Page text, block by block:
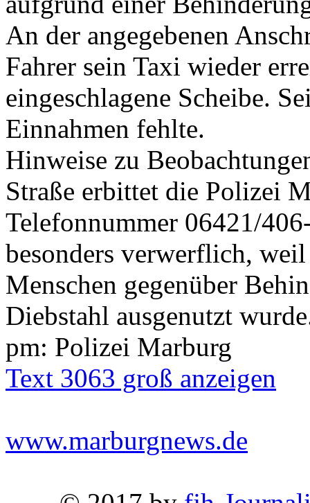
An der angegebenen
Fahrer sein Taxi wieder
eingeschlagene Scheibe.
Einnahmen fehlte.
Hinweise zu
Straße erbittet die Polizei
Telefonnummer 06421/
besonders verwerflich,
Menschen gegenüber
Diebstahl ausgenutzt
pm: Polizei Marburg
Text 3063 groß anzeigen
www.marburgnews.de